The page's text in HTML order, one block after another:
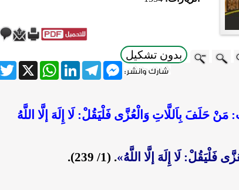
بدون تشكيل
X
WhatsAppLinkedInTelegram
Messenger
مَنْ حَلَفَ بِاَللَّاتِ وَالْعُزَّى فَلْيَقُلْ: لَا إِلَهَ إلَّا اللَّهُ
فَلْيَقُلْ: لَا إِلَهَ إلَّا اللَّهُ»
. (1/ 239).